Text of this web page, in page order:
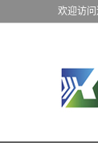
欢迎访问